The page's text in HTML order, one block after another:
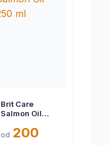
Brit Care
Salmon Oil
od 200